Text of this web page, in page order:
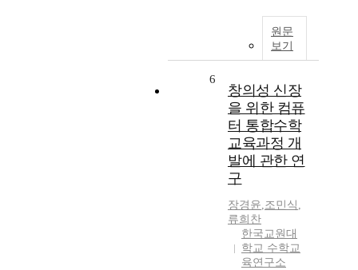
원문
보기
6
창의성 신장
을 위한 컴퓨
터 통합수학
교육과정 개
발에 관한 연
구
장경윤,조민식 ,
류희찬
한국교원대
학교 수학교
육연구소